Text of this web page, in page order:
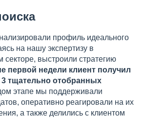
профиль идеального
на нашу экспертизу в
выстроили стратегию
первой недели клиент получил
3 тщательно отобранных
этапе мы поддерживали
оперативно реагировали на их
а также делились с клиентом